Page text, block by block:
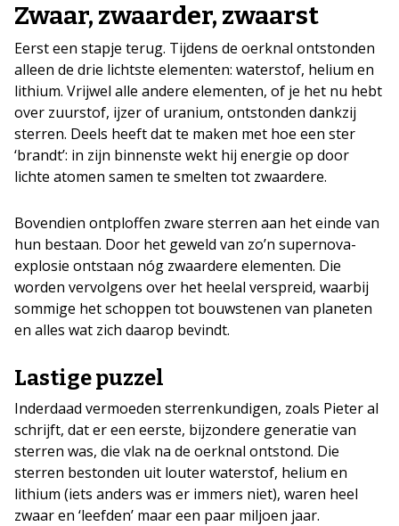
Zwaar, zwaarder, zwaarst
Eerst een stapje terug. Tijdens de oerknal ontstonden
alleen de drie lichtste elementen: waterstof, helium en
lithium. Vrijwel alle andere elementen, of je het nu hebt
over zuurstof, ijzer of uranium, ontstonden dankzij
sterren. Deels heeft dat te maken met hoe een ster
‘brandt’: in zijn binnenste wekt hij energie op door
lichte atomen samen te smelten tot zwaardere.
Bovendien ontploffen zware sterren aan het einde van
hun bestaan. Door het geweld van zo’n supernova-
explosie ontstaan nóg zwaardere elementen. Die
worden vervolgens over het heelal verspreid, waarbij
sommige het schoppen tot bouwstenen van planeten
en alles wat zich daarop bevindt.
Lastige puzzel
Inderdaad vermoeden sterrenkundigen, zoals Pieter al
schrijft, dat er een eerste, bijzondere generatie van
sterren was, die vlak na de oerknal ontstond. Die
sterren bestonden uit louter waterstof, helium en
lithium (iets anders was er immers niet), waren heel
zwaar en ‘leefden’ maar een paar miljoen jaar.